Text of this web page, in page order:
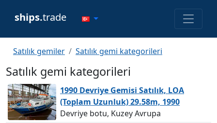
ships.trade
Satılık gemiler Satılık gemi kategorileri
Satılık gemi kategorileri
1990 Devriye Gemisi Satılık, LOA
(Toplam Uzunluk) 29.58m, 1990
Devriye botu, Kuzey Avrupa